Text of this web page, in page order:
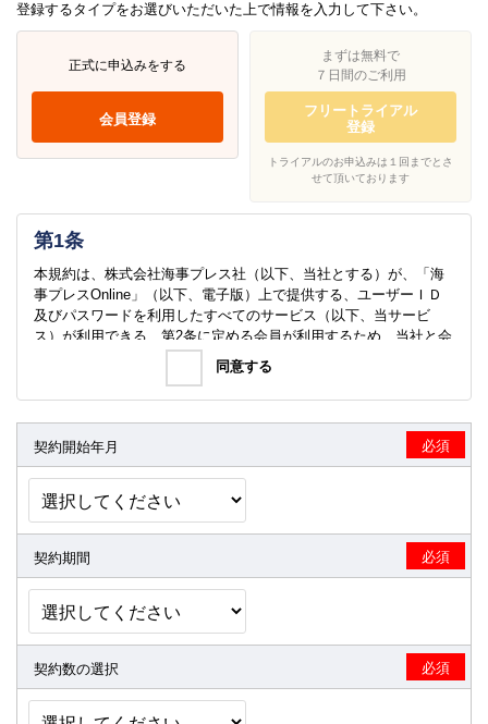
登録するタイプをお選びいただいた上で情報を入力して下さい。
正式に申込みをする
会員登録
まずは無料で
７日間のご利用
フリートライアル
登録
トライアルのお申込みは１回までとさ
せて頂いております
第1条
本規約は、株式会社海事プレス社（以下、当社とする）が、「海
事プレスOnline」（以下、電子版）上で提供する、ユーザーＩＤ
及びパスワードを利用したすべてのサービス（以下、当サービ
ス）が利用できる、第2条に定める会員が利用するため、当社と会
員との間の契約条件を定めるものとします。
第2条（サービス内容）
電子版では、「日刊海事プレス」等の当社の発行物に掲載され
た記事、独自コンテンツなどを、電子版の会員に限定して提供
当社は会員への事前通知なく、会員に提供するサービス内容・
項目の追加、変更、削除、部分改廃をすることができ、会員は
これを承諾するものとします。
電子版の内容変更等につき当社は一切の責任を負わないものと
します。
第3条（サービス利用）
当サービス利用者（会員）は本規約に同意のうえ利用するものと
第4条（サービス利用の申込）
電子版利用希望者は、「海事プレスOnline利用規約」に基づき、
同意する
契約開始年月 必須
契約期間 必須
契約数の選択 必須